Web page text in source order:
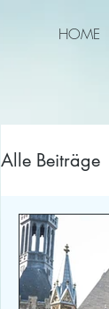
HOME
Alle Beiträge
Wettkampf